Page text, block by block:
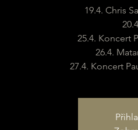
19.4. Chris
25.4. Koncert
26.4.
27.4. Koncert